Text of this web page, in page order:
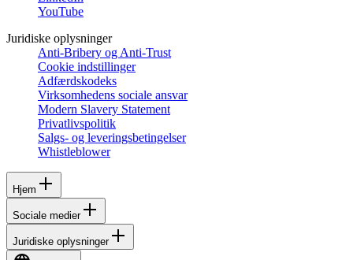
YouTube
Juridiske oplysninger
Anti-Bribery og Anti-Trust
Cookie indstillinger
Adfærdskodeks
Virksomhedens sociale ansvar
Modern Slavery Statement
Privatlivspolitik
Salgs- og leveringsbetingelser
Whistleblower
Hjem
Sociale medier
Juridiske oplysninger